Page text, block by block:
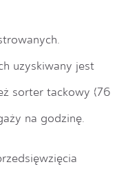
uzyskiwany jest
sorter tackowy (76
na godzinę.